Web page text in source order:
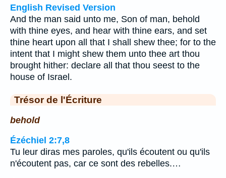
English Revised Version
And the man said unto me, Son of man, behold
with thine eyes, and hear with thine ears, and set
thine heart upon all that I shall shew thee; for to the
intent that I might shew them unto thee art thou
brought hither: declare all that thou seest to the
house of Israel.
Trésor de l'Écriture
behold
Ézéchiel 2:7,8
Tu leur diras mes paroles, qu'ils écoutent ou qu'ils
n'écoutent pas, car ce sont des rebelles.…